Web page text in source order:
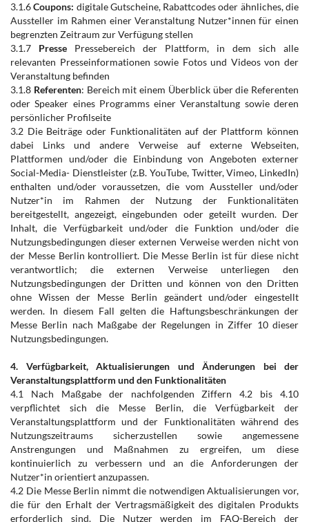
3.1.6Coupons: digitale Gutscheine, Rabattcodes oder ähnliches, die
Aussteller im Rahmen einer Veranstaltung Nutzer*innen für einen
begrenzten Zeitraum zur Verfügung stellen
3.1.7 Presse Pressebereich der Plattform, in dem sich alle
relevanten Presseinformationen sowie Fotos und Videos von der
Veranstaltung befinden
3.1.8 Referenten: Bereich mit einem Überblick über die Referenten
oder Speaker eines Programms einer Veranstaltung sowie deren
persönlicher Profilseite
3.2 Die Beiträge oder Funktionalitäten auf der Plattform können
dabei Links und andere Verweise auf externe Webseiten,
Plattformen und/oder die Einbindung von Angeboten externer
Social-Media- Dienstleister (z.B. YouTube, Twitter, Vimeo, LinkedIn)
enthalten und/oder voraussetzen, die vom Aussteller und/oder
Nutzer*in im Rahmen der Nutzung der Funktionalitäten
bereitgestellt, angezeigt, eingebunden oder geteilt wurden. Der
Inhalt, die Verfügbarkeit und/oder die Funktion und/oder die
Nutzungsbedingungen dieser externen Verweise werden nicht von
der Messe Berlin kontrolliert. Die Messe Berlin ist für diese nicht
verantwortlich; die externen Verweise unterliegen den
Nutzungsbedingungen der Dritten und können von den Dritten
ohne Wissen der Messe Berlin geändert und/oder eingestellt
werden. In diesem Fall gelten die Haftungsbeschränkungen der
Messe Berlin nach Maßgabe der Regelungen in Ziffer 10 dieser
Nutzungsbedingungen.
4. Verfügbarkeit, Aktualisierungen und Änderungen bei der
Veranstaltungsplattform und den Funktionalitäten
4.1 Nach Maßgabe der nachfolgenden Ziffern 4.2 bis 4.10
verpflichtet sich die Messe Berlin, die Verfügbarkeit der
Veranstaltungsplattform und der Funktionalitäten während des
Nutzungszeitraums sicherzustellen sowie angemessene
Anstrengungen und Maßnahmen zu ergreifen, um diese
kontinuierlich zu verbessern und an die Anforderungen der
Nutzer*in orientiert anzupassen.
4.2 Die Messe Berlin nimmt die notwendigen Aktualisierungen vor,
die für den Erhalt der Vertragsmäßigkeit des digitalen Produkts
erforderlich sind. Die Nutzer werden im FAQ-Bereich der